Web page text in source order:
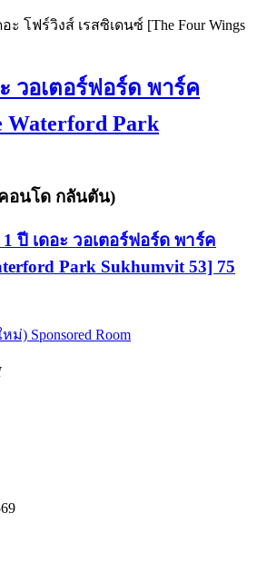
โฟร์วิงส์ เรสซิเดนซ์ [The Four Wings
วอเตอร์ฟอร์ด พาร์ค
Waterford Park
อนโด กลันตัน)
ปี เดอะ วอเตอร์ฟอร์ด พาร์ค
Park Sukhumvit 53] 75
หม่) Sponsored Room